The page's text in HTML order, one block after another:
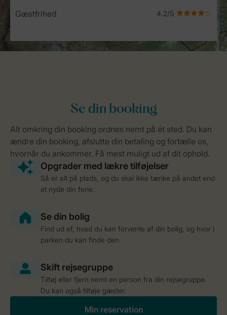
Gæstfrihed
Så er alt på plads, og du skal ikke tænke på andet end
at nyde din ferie.
Find ud af, hvad du kan forvente af din bolig, og hvor i
parken du kan finde den.
Tilføj eller fjern nemt en person fra din rejsegruppe.
Du kan også tilføje gæster.
Min reservation